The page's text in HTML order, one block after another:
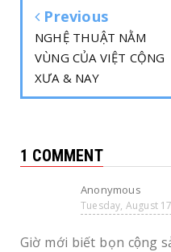
Previous
NGHỆ THUẬT NẰM
VÙNG CỦA VIỆT CỘNG
XƯA & NAY
1 COMMENT
Anonymous
Tuesday, August
Giờ mới biết bọn cộng